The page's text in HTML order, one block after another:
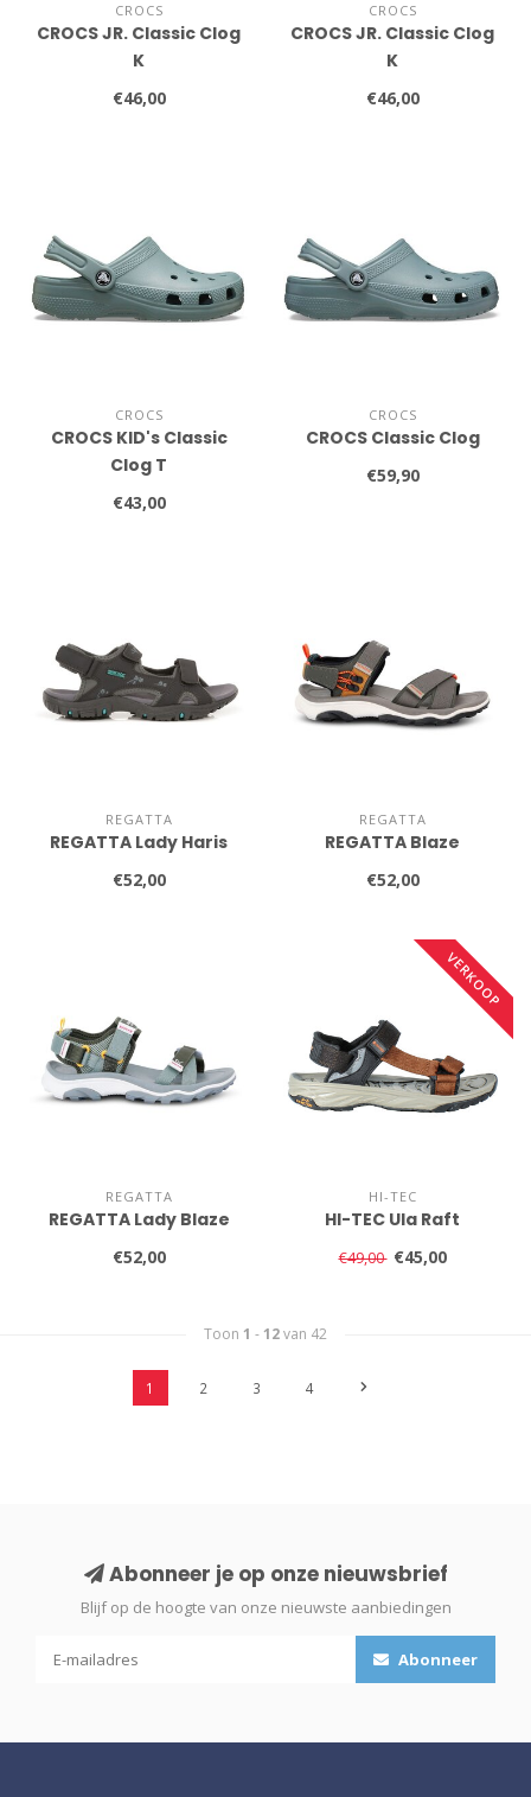
CROCS
CROCS JR. Classic Clog
K
€46,00
CROCS
CROCS JR. Classic Clog
K
€46,00
CROCS
CROCS KID's Classic
Clog T
€43,00
CROCS
CROCS Classic Clog
€59,90
REGATTA
REGATTA Lady Haris
€52,00
REGATTA
REGATTA Blaze
€52,00
REGATTA
REGATTA Lady Blaze
€52,00
VERKOOP
HI-TEC
HI-TEC Ula Raft
€49,00 €45,00
Toon 1 - 12van 42
1 2 3 4
Abonneer je op onze nieuwsbrief
Blijf op de hoogte van onze nieuwste aanbiedingen
Abonneer